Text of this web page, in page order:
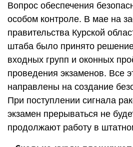
Вопрос обеспечения
особом контроле. В мае на
правительства Курской
штаба было принято
входных групп и оконных
проведения экзаменов. Все
направлены на создание
При поступлении сигнала
экзамен прерываться не
продолжают работу в